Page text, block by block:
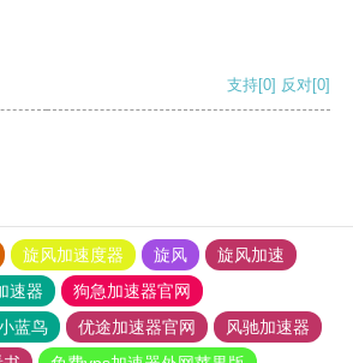
支持[0] 反对[0]
旋风加速度器 旋风
旋风加速
速器
狗急加速器官网
蓝鸟 优途加速器官网
风驰加速器